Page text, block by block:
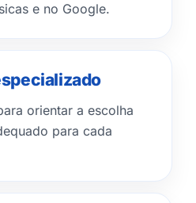
e no Google.
orientar a escolha
para cada